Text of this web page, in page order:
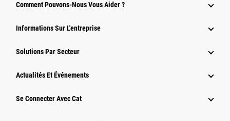
Comment Pouvons-Nous Vous Aider ?
Informations Sur L'entreprise
Solutions Par Secteur
Actualités Et Événements
Se Connecter Avec Cat